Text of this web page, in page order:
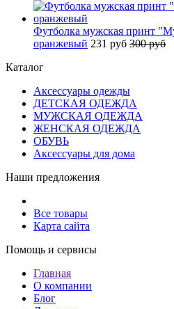
Футболка мужская принт
оранжевый 231 руб 300 руб
Каталог
Аксессуары одежды
ДЕТСКАЯ ОДЕЖДА
МУЖСКАЯ ОДЕЖДА
ЖЕНСКАЯ ОДЕЖДА
ОБУВЬ
Аксессуары для дома
Наши предложения
Все товары
Карта сайта
Помощь и сервисы
Главная
О компании
Блог